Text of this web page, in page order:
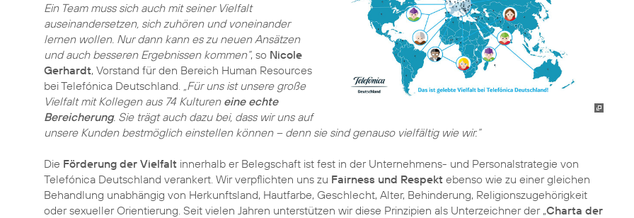
Ein Team muss sich auch mit seiner Vielfalt
auseinandersetzen, sich zuhören und voneinander
lernen wollen. Nur dann kann es zu neuen Ansätzen
und auch besseren Ergebnissen kommen“, so Nicole
Gerhardt, Vorstand für den Bereich Human Resources
bei Telefónica Deutschland. „Für uns ist unsere große
Vielfalt mit Kollegen aus 74 Kulturen eine echte
Bereicherung. Sie trägt auch dazu bei, dass wir uns auf
unsere Kunden bestmöglich einstellen können – denn sie sind genauso vielfältig wie wir.“
Die Förderung der Vielfalt innerhalb er Belegschaft ist fest in der Unternehmens- und Personalstrategie von
Telefónica Deutschland verankert. Wir verpflichten uns zu Fairness und Respekt ebenso wie zu einer gleichen
Behandlung unabhängig von Herkunftsland, Hautfarbe, Geschlecht, Alter, Behinderung, Religionszugehörigkeit
oder sexueller Orientierung. Seit vielen Jahren unterstützen wir diese Prinzipien als Unterzeichner der „Charta der